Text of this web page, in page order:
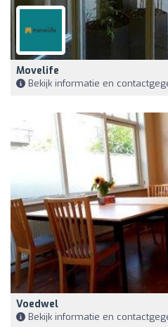
Movelife
Bekijk informatie en
Voedwel
Bekijk informatie en